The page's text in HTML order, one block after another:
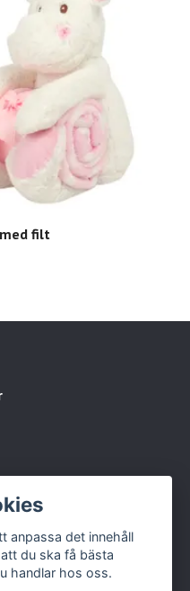
filt
anpassa det innehåll
du ska få bästa
handlar hos oss.